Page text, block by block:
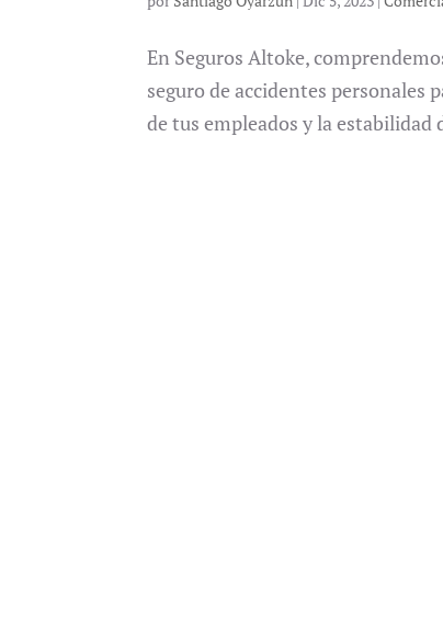
En Seguros Altoke,
seguro de accidentes personales
de tus empleados y la estabilidad